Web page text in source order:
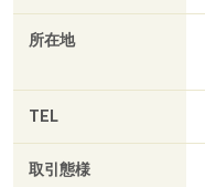
所在地
TEL
取引態様